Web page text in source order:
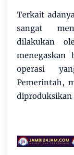
Terkait
sangat
dilakukan
menegaskan
operasi
Pemerintah,
diproduksikan